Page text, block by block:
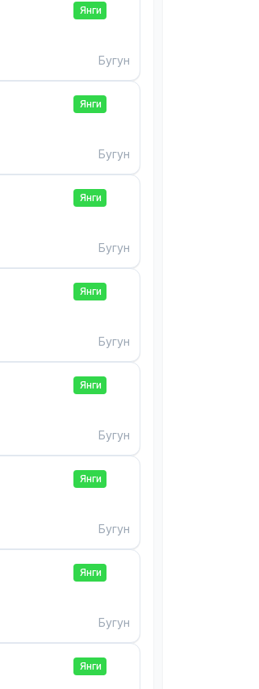
Янги
Бугун
Янги
Бугун
Янги
Бугун
Янги
Бугун
Янги
Бугун
Янги
Бугун
Янги
Бугун
Янги